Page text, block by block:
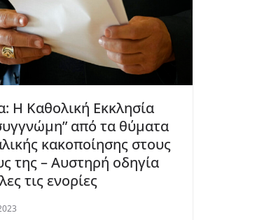
Η Καθολική Εκκλησία
από τα θύματα
κακοποίησης στους
της – Αυστηρή οδηγία
τις ενορίες